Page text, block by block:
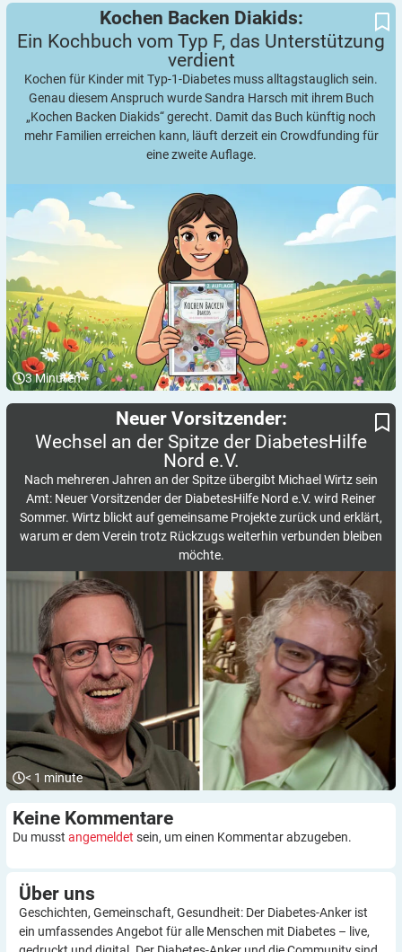
Kochen Backen Diakids:
Ein Kochbuch vom Typ F, das Unterstützung verdient
Kochen Backen Diakids:
Ein Kochbuch vom Typ F, das Unterstützung
verdient
Kochen für Kinder mit Typ-1-Diabetes muss alltagstauglich sein.
Genau diesem Anspruch wurde Sandra Harsch mit ihrem Buch
„Kochen Backen Diakids“ gerecht. Damit das Buch künftig noch
mehr Familien erreichen kann, läuft derzeit ein Crowdfunding für
eine zweite Auflage.
3Minuten
Neuer Vorsitzender:
Wechsel an der Spitze der DiabetesHilfe Nord e.V.
Neuer Vorsitzender:
Wechsel an der Spitze der DiabetesHilfe
Nord e.V.
Nach mehreren Jahren an der Spitze übergibt Michael Wirtz sein
Amt: Neuer Vorsitzender der DiabetesHilfe Nord e.V. wird Reiner
Sommer. Wirtz blickt auf gemeinsame Projekte zurück und erklärt,
warum er dem Verein trotz Rückzugs weiterhin verbunden bleiben
möchte.
< 1 minute
Keine Kommentare
Du musst angemeldet sein, um einen Kommentar abzugeben.
Über uns
Geschichten, Gemeinschaft, Gesundheit: Der Diabetes-Anker ist
ein umfassendes Angebot für alle Menschen mit Diabetes – live,